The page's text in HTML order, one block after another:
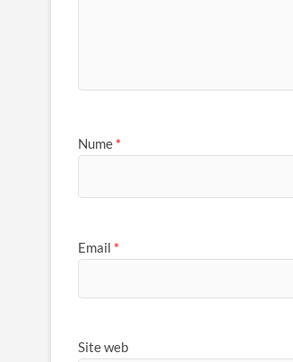
Nume *
Email *
Site web